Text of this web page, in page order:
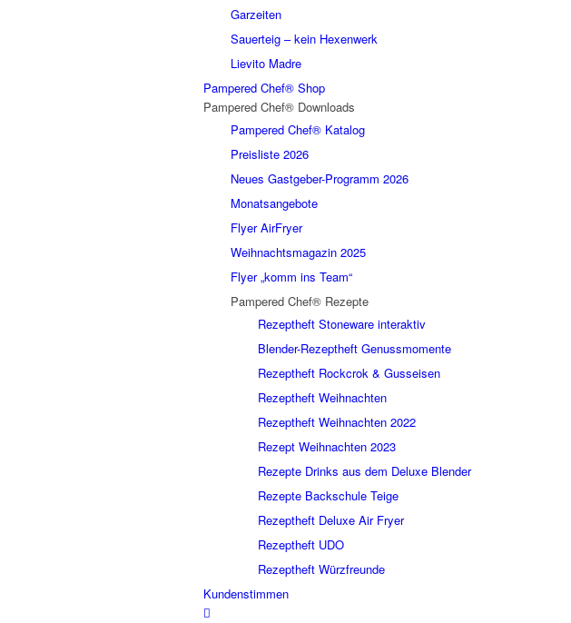
Garzeiten
Sauerteig – kein Hexenwerk
Lievito Madre
Pampered Chef® Shop
Pampered Chef® Downloads
Pampered Chef® Katalog
Preisliste 2026
Neues Gastgeber-Programm 2026
Monatsangebote
Flyer AirFryer
Weihnachtsmagazin 2025
Flyer „komm ins Team“
Pampered Chef® Rezepte
Rezeptheft Stoneware interaktiv
Blender-Rezeptheft Genussmomente
Rezeptheft Rockcrok & Gusseisen
Rezeptheft Weihnachten
Rezeptheft Weihnachten 2022
Rezept Weihnachten 2023
Rezepte Drinks aus dem Deluxe Blender
Rezepte Backschule Teige
Rezeptheft Deluxe Air Fryer
Rezeptheft UDO
Rezeptheft Würzfreunde
Kundenstimmen